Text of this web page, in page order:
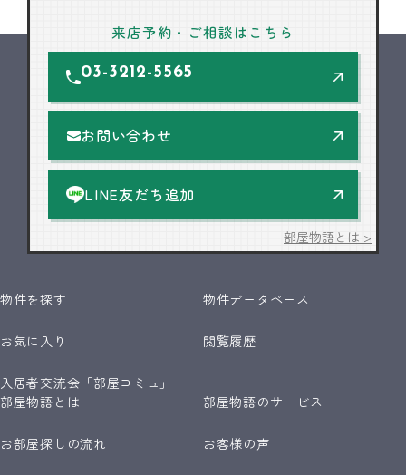
来店予約・ご相談はこちら
03-3212-5565
お問い合わせ
LINE友だち追加
部屋物語とは >
物件を探す 物件データベース
お気に入り 閲覧履歴
入居者交流会「部屋コミュ」
部屋物語とは
部屋物語のサービス
お部屋探しの流れ お客様の声